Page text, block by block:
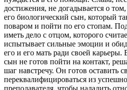
достижения, не догадывается о
его биологический сын, который
поваром и пойти по его стопам.
иметь дело с отцом, которого
испытывает сильные эмоции и
его и его мать ради своей карьеры.
сын не готов пойти на контакт,
шаг навстречу. Он готов оставить
переквалифицироваться из
преподавателя, чтобы наладить